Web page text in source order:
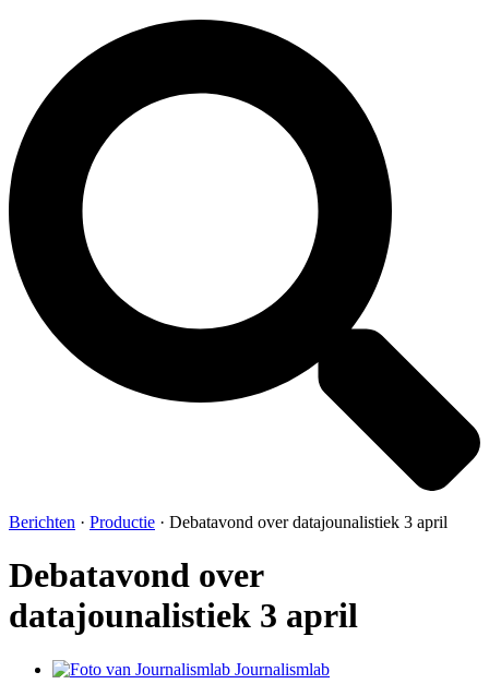
Berichten · Productie · Debatavond over datajounalistiek 3 april
Debatavond over
datajounalistiek 3 april
Journalismlab